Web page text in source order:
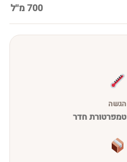
700 מ''ל
הגשה
טמפרטורת חדר